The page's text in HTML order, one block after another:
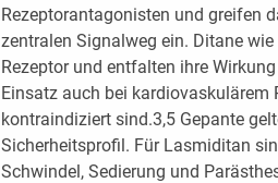
Rezeptorantagonisten und greifen
zentralen Signalweg ein. Ditane
Rezeptor und entfalten ihre
Einsatz auch bei kardiovaskulärem
kontraindiziert sind.3,5 Gepante
Sicherheitsprofil. Für Lasmiditan
Schwindel, Sedierung und